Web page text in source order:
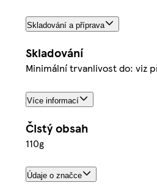
Skladování a příprava
Skladování
Minimální trvanlivost do: viz
Více informací
Čistý obsah
110g
Údaje o značce